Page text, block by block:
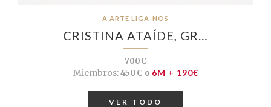
A ARTE LIGA-NOS
CRISTINA ATAÍDE, GR…
700€
Miembros:450€ o 6M + 190€
VER TODO